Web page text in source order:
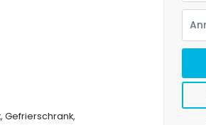
Gefrierschrank,